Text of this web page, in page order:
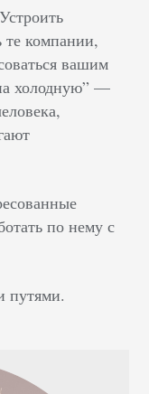
те компании,
вашим
холодную” —
по нему с
путями.